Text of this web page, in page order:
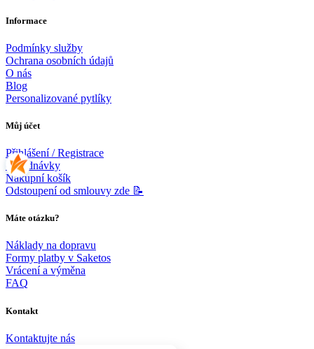
Informace
Podmínky služby
Ochrana osobních údajů
O nás
Blog
Personalizované pytlíky
Můj účet
Přihlášení / Registrace
Objednávky
Nákupní košík
Odstoupení od smlouvy zde 📝
Máte otázku?
Náklady na dopravu
Formy platby v Saketos
Vrácení a výměna
FAQ
Kontakt
Kontaktujte nás